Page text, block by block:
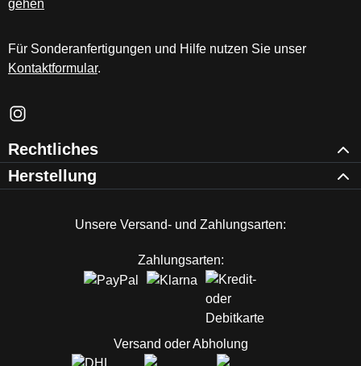
Für Sonderanfertigungen und Hilfe nutzen Sie unser
Kontaktformular.
Schau auf Instagram vorbei – öffnet in neuem Tab (externer
Rechtliches
Herstellung
Unsere Versand- und Zahlungsarten:
Zahlungsarten:
Versand oder Abholung